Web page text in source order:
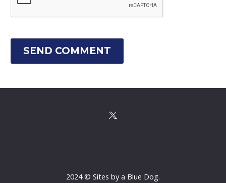
SEND COMMENT
2024 © Sites by a Blue Dog.